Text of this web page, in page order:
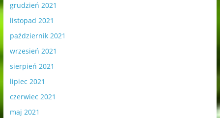
grudzień 2021
listopad 2021
październik 2021
wrzesień 2021
sierpień 2021
lipiec 2021
czerwiec 2021
maj 2021